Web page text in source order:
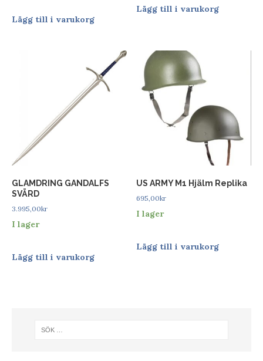
Lägg till i varukorg
Lägg till i varukorg
GLAMDRING GANDALFS
SVÄRD
3.995,00kr
I lager
Lägg till i varukorg
US ARMY M1 Hjälm Replika
695,00kr
I lager
Lägg till i varukorg